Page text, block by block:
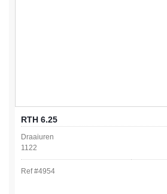
RTH 6.25
Draaiuren
1122
Ref #4954